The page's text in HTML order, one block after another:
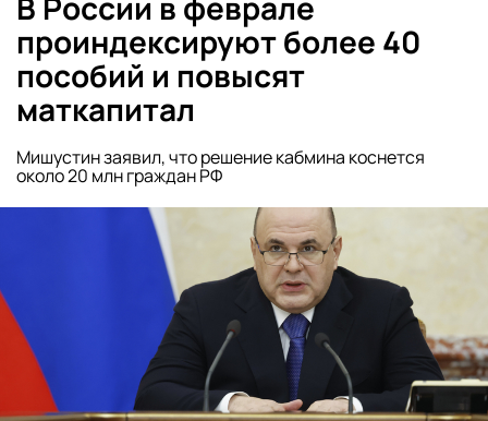
проиндексируют более 40
пособий и повысят
маткапитал
Мишустин заявил, что решение кабмина коснется
около 20 млн граждан РФ